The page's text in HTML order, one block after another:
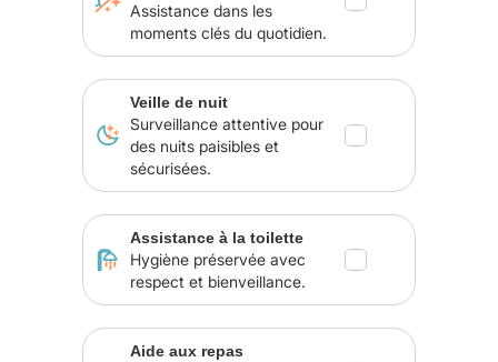
Assistance dans les
moments clés du quotidien.
Veille de nuit
Surveillance attentive pour
des nuits paisibles et
sécurisées.
Assistance à la toilette
Hygiène préservée avec
respect et bienveillance.
Aide aux repas